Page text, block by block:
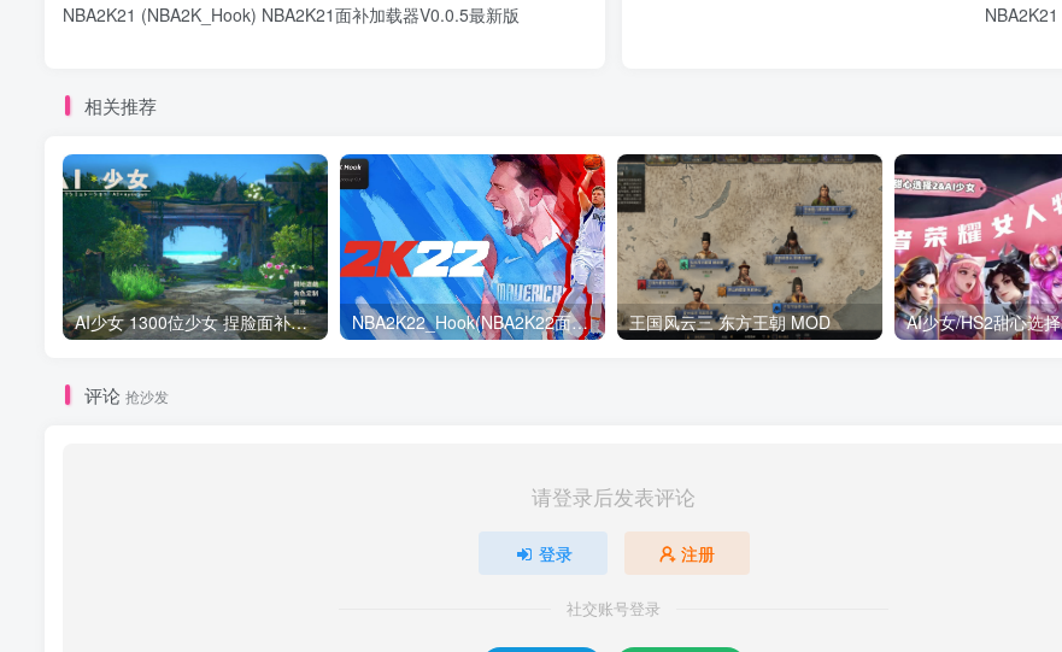
NBA2K21 (NBA2K_Hook) NBA2K21面补加载器V0.0.5最新版
相关推荐
AI少女 1300位少女 捏脸面补数据整合包 总有一位是你想要的 NBA2K22_Hook(NBA2K22面补加载器) NBA2K_Hook 王国风云三 东方王朝 MOD
评论 抢沙发
请登录后发表评论
登录 注册
社交账号登录